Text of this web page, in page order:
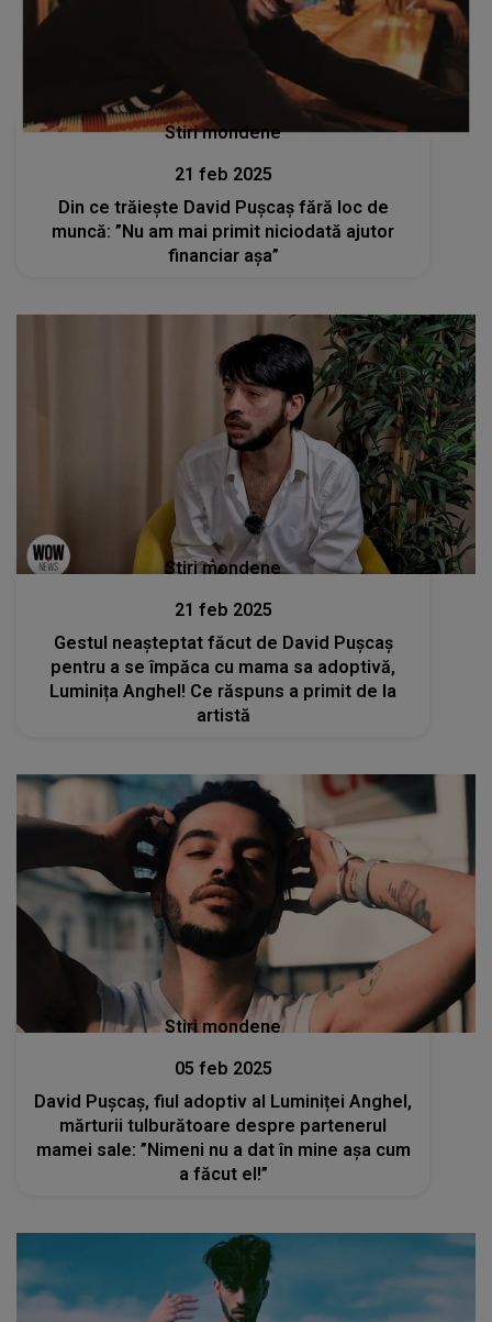
Stiri mondene
21 feb 2025
Din ce trăiește David Pușcaș fără loc de
muncă: ”Nu am mai primit niciodată ajutor
financiar așa”
Stiri mondene
21 feb 2025
Gestul neașteptat făcut de David Pușcaș
pentru a se împăca cu mama sa adoptivă,
Luminița Anghel! Ce răspuns a primit de la
artistă
Stiri mondene
05 feb 2025
David Pușcaș, fiul adoptiv al Luminiței Anghel,
mărturii tulburătoare despre partenerul
mamei sale: ”Nimeni nu a dat în mine așa cum
a făcut el!”